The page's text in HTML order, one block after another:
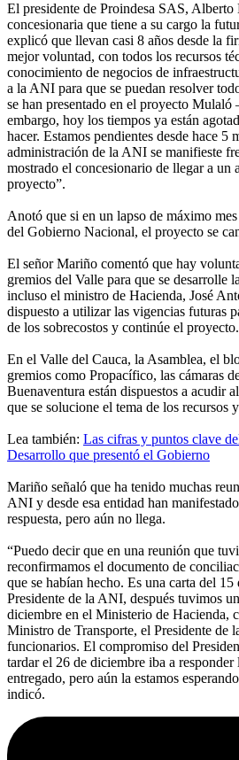
El presidente de Proindesa SAS, Alberto
concesionaria que tiene a su cargo la
explicó que llevan casi 8 años desde la
mejor voluntad, con todos los recursos
conocimiento de negocios de
a la ANI para que se puedan resolver
se han presentado en el proyecto Mulaló
embargo, hoy los tiempos ya están
hacer. Estamos pendientes desde hace 5
administración de la ANI se manifieste
mostrado el concesionario de llegar a un
proyecto”.
Anotó que si en un lapso de máximo
del Gobierno Nacional, el proyecto se
El señor Mariño comentó que hay
gremios del Valle para que se desarrolle
incluso el ministro de Hacienda, José
dispuesto a utilizar las vigencias futuras
de los sobrecostos y continúe el proyecto.
En el Valle del Cauca, la Asamblea, el
gremios como Propacífico, las cámaras
Buenaventura están dispuestos a acudir
que se solucione el tema de los recursos
Lea también: Las cifras y puntos clave
Desarrollo que presentó el Gobierno
Mariño señaló que ha tenido muchas
ANI y desde esa entidad han
respuesta, pero aún no llega.
“Puedo decir que en una reunión que
reconfirmamos el documento de
que se habían hecho. Es una carta del
Presidente de la ANI, después tuvimos
diciembre en el Ministerio de Hacienda,
Ministro de Transporte, el Presidente de
funcionarios. El compromiso del
tardar el 26 de diciembre iba a responder
entregado, pero aún la estamos
indicó.